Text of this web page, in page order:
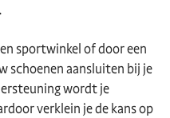
sportwinkel of door een
schoenen aansluiten bij je
wordt je
verklein je de kans op